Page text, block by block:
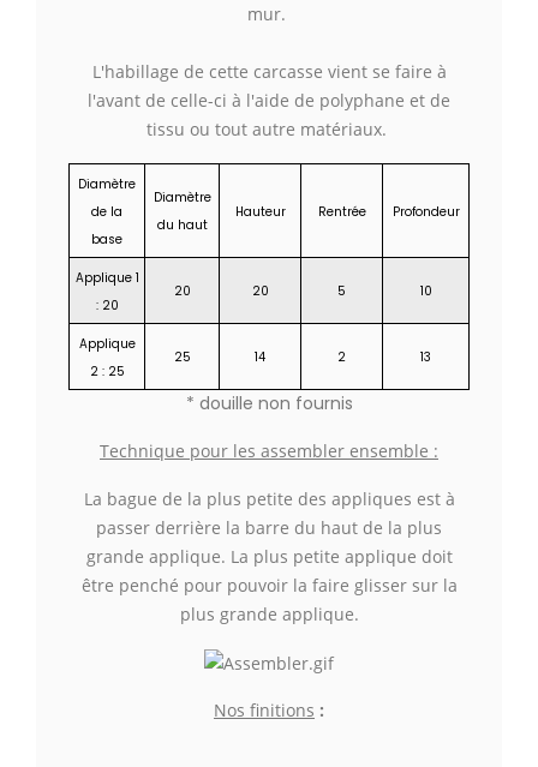
mur.
L'habillage de cette carcasse vient se faire à
l'avant de celle-ci à l'aide de polyphane et de
tissu ou tout autre matériaux.
Diamètre
de la
base
Diamètre
du haut
Hauteur Rentrée Profondeur
Applique 1
: 20
20 20 5 10
Applique
2 : 25
25 14 2 13
* douille non fournis
Technique pour les assembler ensemble :
La bague de la plus petite des appliques est à
passer derrière la barre du haut de la plus
grande applique. La plus petite applique doit
être penché pour pouvoir la faire glisser sur la
plus grande applique.
Nos finitions :